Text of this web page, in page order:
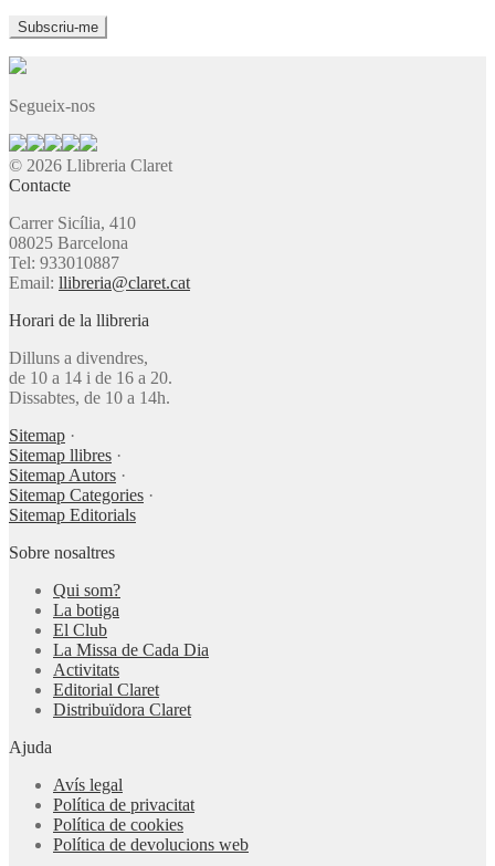
Segueix-nos
© 2026 Llibreria Claret
Contacte
Carrer Sicília, 410
08025 Barcelona
Tel: 933010887
Email: llibreria@claret.cat
Horari de la llibreria
Dilluns a divendres,
de 10 a 14 i de 16 a 20.
Dissabtes, de 10 a 14h.
Sitemap ·
Sitemap llibres ·
Sitemap Autors ·
Sitemap Categories ·
Sitemap Editorials
Sobre nosaltres
Qui som?
La botiga
El Club
La Missa de Cada Dia
Activitats
Editorial Claret
Distribuïdora Claret
Ajuda
Avís legal
Política de privacitat
Política de cookies
Política de devolucions web